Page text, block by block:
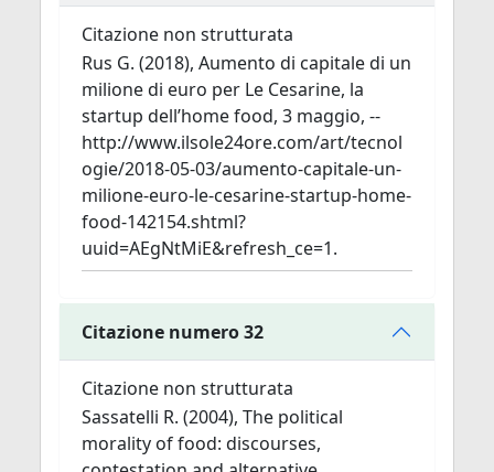
Citazione non strutturata
Rus G. (2018), Aumento di capitale di un
milione di euro per Le Cesarine, la
startup dell’home food, 3 maggio, --
http://www.ilsole24ore.com/art/tecnol
ogie/2018-05-03/aumento-capitale-un-
milione-euro-le-cesarine-startup-home-
food-142154.shtml?
uuid=AEgNtMiE&refresh_ce=1.
Citazione numero 32
Citazione non strutturata
Sassatelli R. (2004), The political
morality of food: discourses,